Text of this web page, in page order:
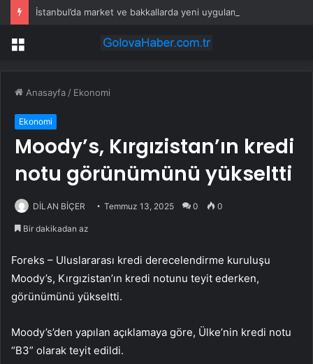
Menü
Anasayfa / Ekonomi
Ekonomi
Moody’s, Kırgızistan’ın kredi
notu görünümünü yükseltti
DİLAN BİÇER Temmuz 13, 2025 0 0
Bir dakikadan az
Foreks – Uluslararası kredi derecelendirme kuruluşu
Moody’s, Kırgızistan’ın kredi notunu teyit ederken,
görünümünü yükseltti.
Moody’s’den yapılan açıklamaya göre, Ülke’nin kredi notu
“B3” olarak teyit edildi.